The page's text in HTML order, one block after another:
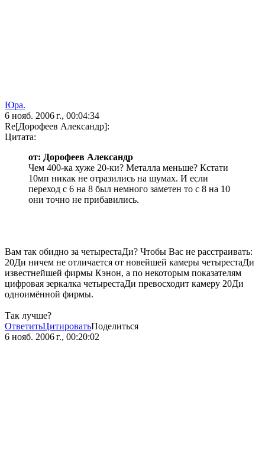
Юра.
6 нояб. 2006 г., 00:04:34
Re[Дорофеев Александр]:
Цитата:
от: Дорофеев Александр
Чем 400-ка хуже 20-ки? Металла меньше? Кстати
10мп никак не отразились на шумах. И если
переход с 6 на 8 был немного заметен то с 8 на 10
они точно не прибавились.
Вам так обидно за четырестаДи? Чтобы Вас не расстраивать:
20Ди ничем не отличается от новейшей камеры четырестаДи
известнейшей фирмы Кэнон, а по некоторым показателям
цифровая зеркалка четырестаДи превосходит камеру 20Ди
одноимённой фирмы.
Так лучше?
ОтветитьЦитироватьПоделиться
6 нояб. 2006 г., 00:20:02